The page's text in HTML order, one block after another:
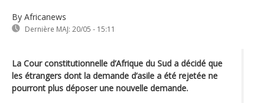
By Africanews
Dernière MAJ: 20/05 - 15:11
La Cour constitutionnelle d’Afrique du Sud a décidé que
les étrangers dont la demande d’asile a été rejetée ne
pourront plus déposer une nouvelle demande.